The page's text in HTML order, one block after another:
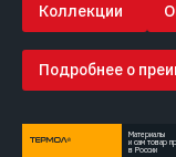
Подробнее о
Коллекции
Материалы
и сам товар
в России